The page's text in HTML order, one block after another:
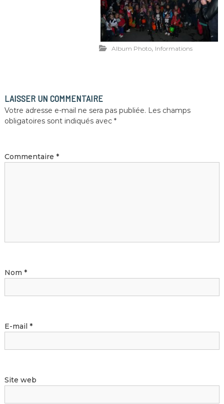
Album Photo, Informations
LAISSER UN COMMENTAIRE
Votre adresse e-mail ne sera pas publiée. Les champs
obligatoires sont indiqués avec *
Commentaire *
Nom *
E-mail *
Site web